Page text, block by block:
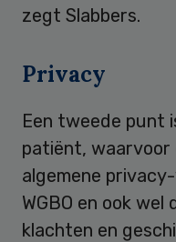
zegt Slabbers.
Privacy
Een tweede punt
patiënt, waarvoor
algemene
WGBO en ook wel
klachten en